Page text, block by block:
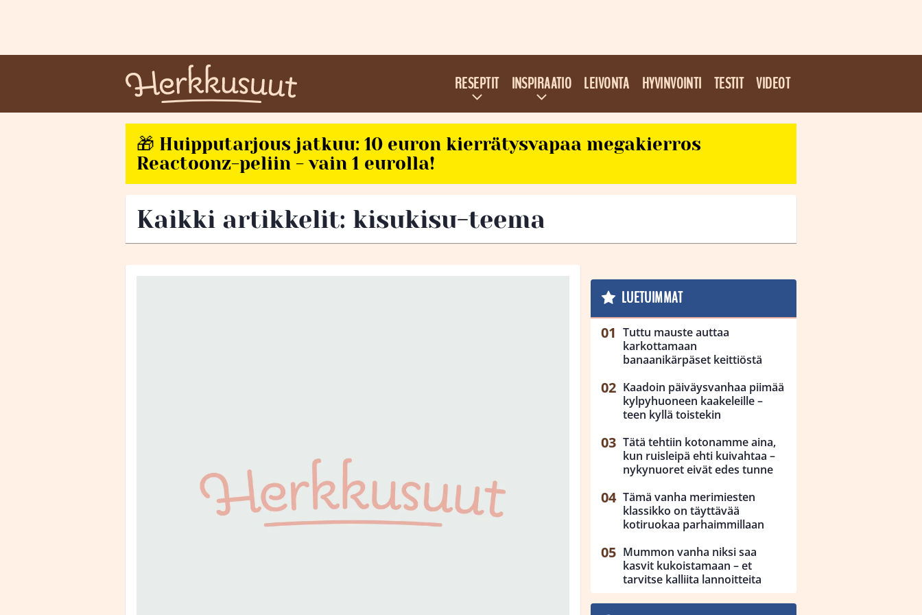
RESEPTIT INSPIRAATIO LEIVONTA HYVINVOINTI TESTIT VIDEOT
🎁 Huipputarjous jatkuu: 10 euron kierrätysvapaa megakierros
Reactoonz-peliin - vain 1 eurolla!
Kaikki artikkelit: kisukisu-teema
LUETUIMMAT
Tuttu mauste auttaa
karkottamaan
banaanikärpäset keittiöstä
Kaadoin päiväysvanhaa piimää
kylpyhuoneen kaakeleille –
teen kyllä toistekin
Tätä tehtiin kotonamme aina,
kun ruisleipä ehti kuivahtaa –
nykynuoret eivät edes tunne
Tämä vanha merimiesten
klassikko on täyttävää
kotiruokaa parhaimmillaan
Mummon vanha niksi saa
kasvit kukoistamaan – et
tarvitse kalliita lannoitteita